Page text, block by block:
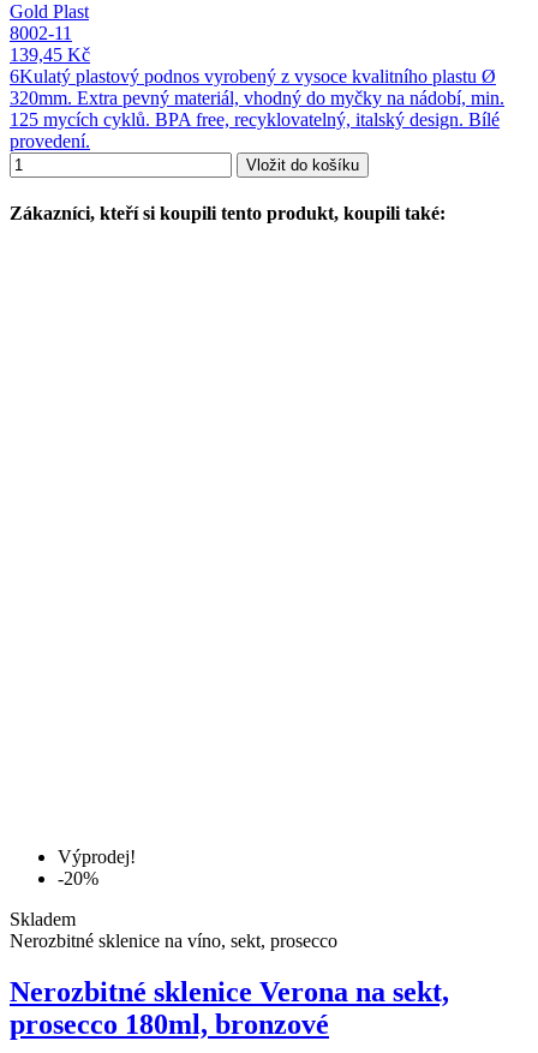
Gold Plast
8002-11
139,45 Kč
6Kulatý plastový podnos vyrobený z vysoce kvalitního plastu Ø
320mm. Extra pevný materiál, vhodný do myčky na nádobí, min.
125 mycích cyklů. BPA free, recyklovatelný, italský design. Bílé
provedení.
Vložit do košíku
Zákazníci, kteří si koupili tento produkt, koupili také:
Výprodej!
-20%
Skladem
Nerozbitné sklenice na víno, sekt, prosecco
Nerozbitné sklenice Verona na sekt,
prosecco 180ml, bronzové